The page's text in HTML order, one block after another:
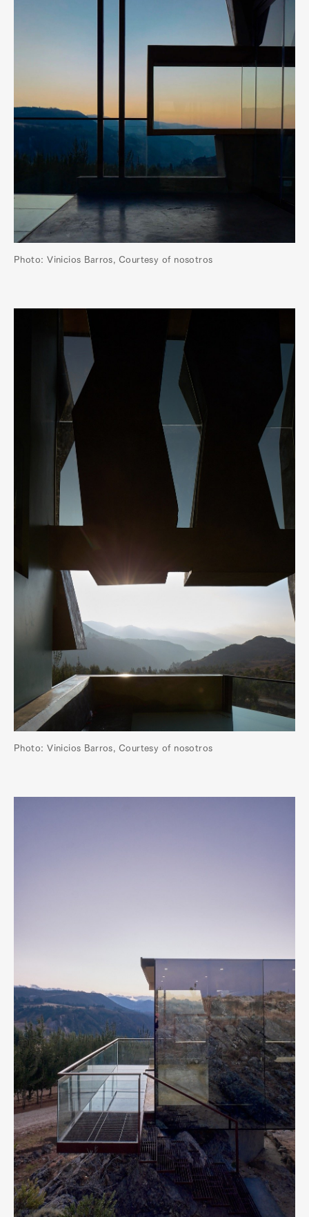
Photo: Vinicios Barros, Courtesy of nosotros
Photo: Vinicios Barros, Courtesy of nosotros